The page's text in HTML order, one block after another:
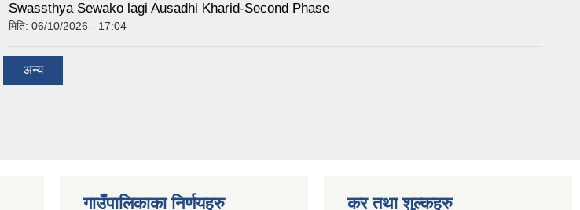
Swassthya Sewako lagi Ausadhi Kharid-Second Phase
मिति: 06/10/2026 - 17:04
अन्य
गाउँपालिकाका निर्णयहरु कर तथा शुल्कहरु